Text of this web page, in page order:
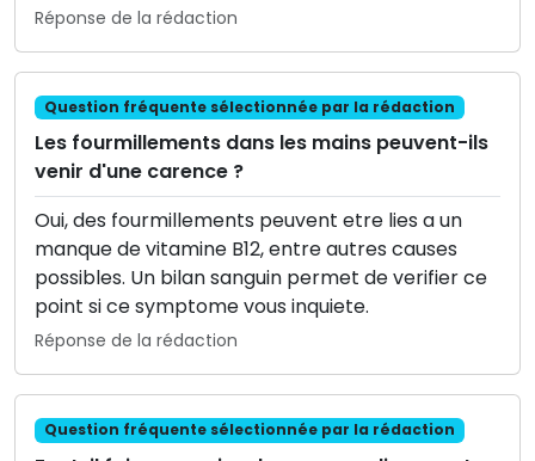
Réponse de la rédaction
Question fréquente sélectionnée par la rédaction
Les fourmillements dans les mains peuvent-ils
venir d'une carence ?
Oui, des fourmillements peuvent etre lies a un
manque de vitamine B12, entre autres causes
possibles. Un bilan sanguin permet de verifier ce
point si ce symptome vous inquiete.
Réponse de la rédaction
Question fréquente sélectionnée par la rédaction